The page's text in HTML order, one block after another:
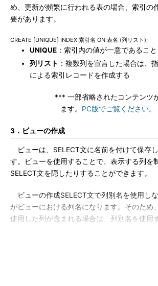
め、更新が頻繁に行われる表の場合、索引の
要があります。
CREATE [UNIQUE] INDEX 索引名 ON 表名 (列リスト);
UNIQUE ：索引内の値が一意であるこ
列リスト ：複数列を宣言した場合は、
による索引レコードを作成する
*** 一部省略されたコンテンツ
ます。 PC版でご覧ください。
3．ビューの作成
ビューは、SELECT文に名前を付けて保存
す。ビューを使用することで、表示する列を
SELECT文を隠したりすることができます。
ビューの作成SELECT文で列別名を使用し
がビューにおける列名になります。そのため
使用した列が含まれる場合は、列別名を使用